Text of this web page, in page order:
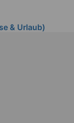
& Urlaub)